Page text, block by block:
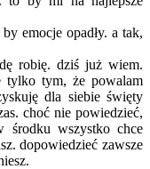
emocje opadły. a tak,
robię. dziś już wiem.
tylko tym, że powalam
dla siebie święty
choć nie powiedzieć,
środku wszystko chce
dopowiedzieć zawsze